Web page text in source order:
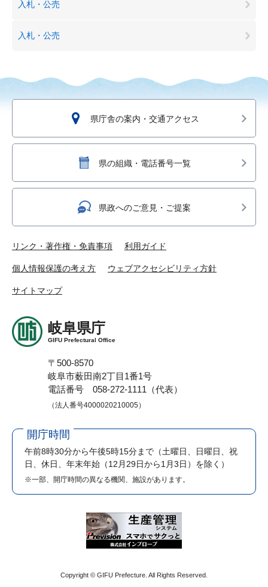
入札・公売
入札・公売
県庁舎の案内・交通アクセス
県の組織・電話番号一覧
県政へのご意見・ご提案
リンク・著作権・免責事項 利用ガイド
個人情報保護の考え方 ウェブアクセシビリティ方針
サイトマップ
岐阜県庁
GIFU Prefectural Office
〒500-8570
岐阜市薮田南2丁目1番1号
電話番号 058-272-1111（代表）
（法人番号4000020210005）
開庁時間
午前8時30分から午後5時15分まで （土曜日、日曜日、祝
日、休日、年末年始（12月29日から1月3日）を除く）
※一部、開庁時間の異なる機関、施設があります。
Copyright © GIFU Prefecture. All Rights Reserved.